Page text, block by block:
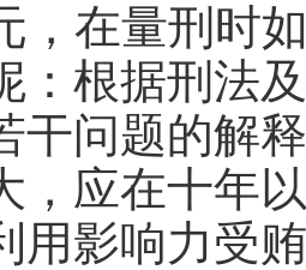
，在量刑时
根据刑法及
干问题的解
，应在十年
用影响力受